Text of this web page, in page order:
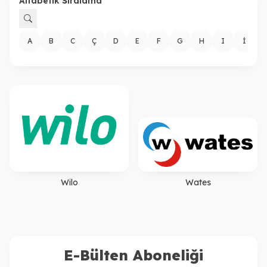
A B C Ç D E F G H I İ
Wilo Wates
E-Bülten Aboneliği